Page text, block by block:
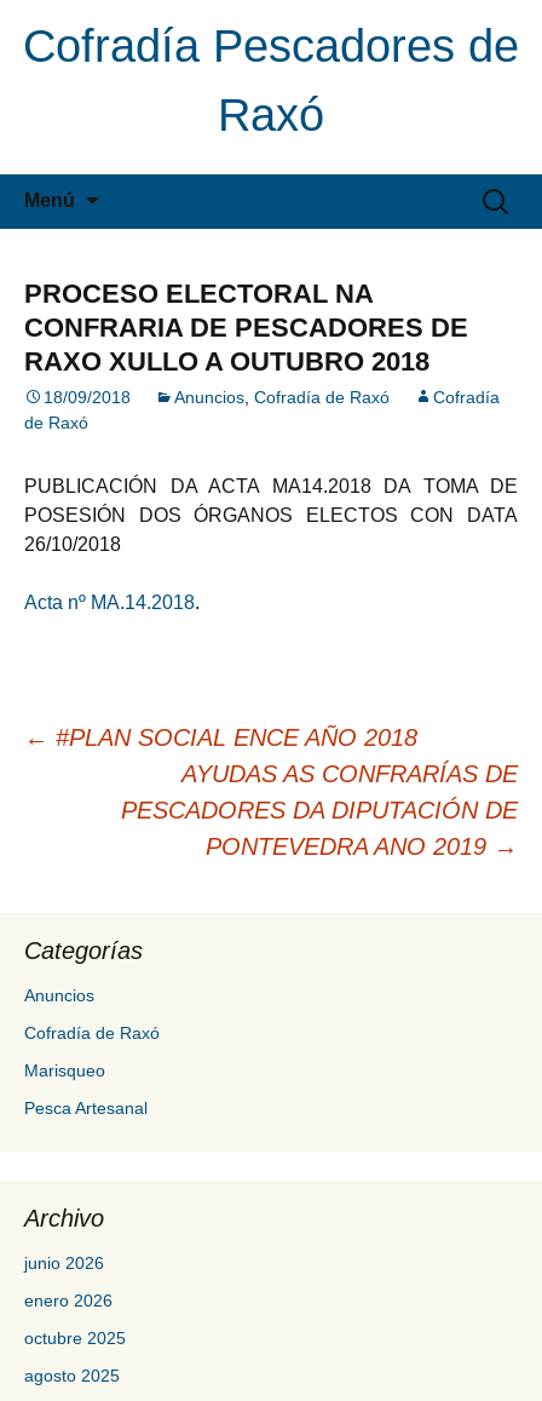
Cofradía Pescadores de
Raxó
Menú
Buscar:
PROCESO ELECTORAL NA
CONFRARIA DE PESCADORES DE
RAXO XULLO A OUTUBRO 2018
18/09/2018 Anuncios Cofradía de Raxó
Cofradía
de Raxó
PUBLICACIÓN DA ACTA MA14.2018 DA TOMA DE
POSESIÓN DOS ÓRGANOS ELECTOS CON DATA
26/10/2018
Acta nº MA.14.2018.
Navegación
← #PLAN SOCIAL ENCE AÑO 2018
AYUDAS AS CONFRARÍAS DE
PESCADORES DA DIPUTACIÓN DE
PONTEVEDRA ANO 2019 →
Categorías
Anuncios
Cofradía de Raxó
Marisqueo
Pesca Artesanal
Archivo
junio 2026
enero 2026
octubre 2025
agosto 2025